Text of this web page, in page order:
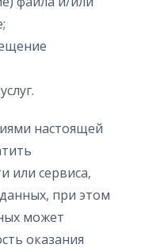
настоящей
или сервиса,
при этом
может
оказания